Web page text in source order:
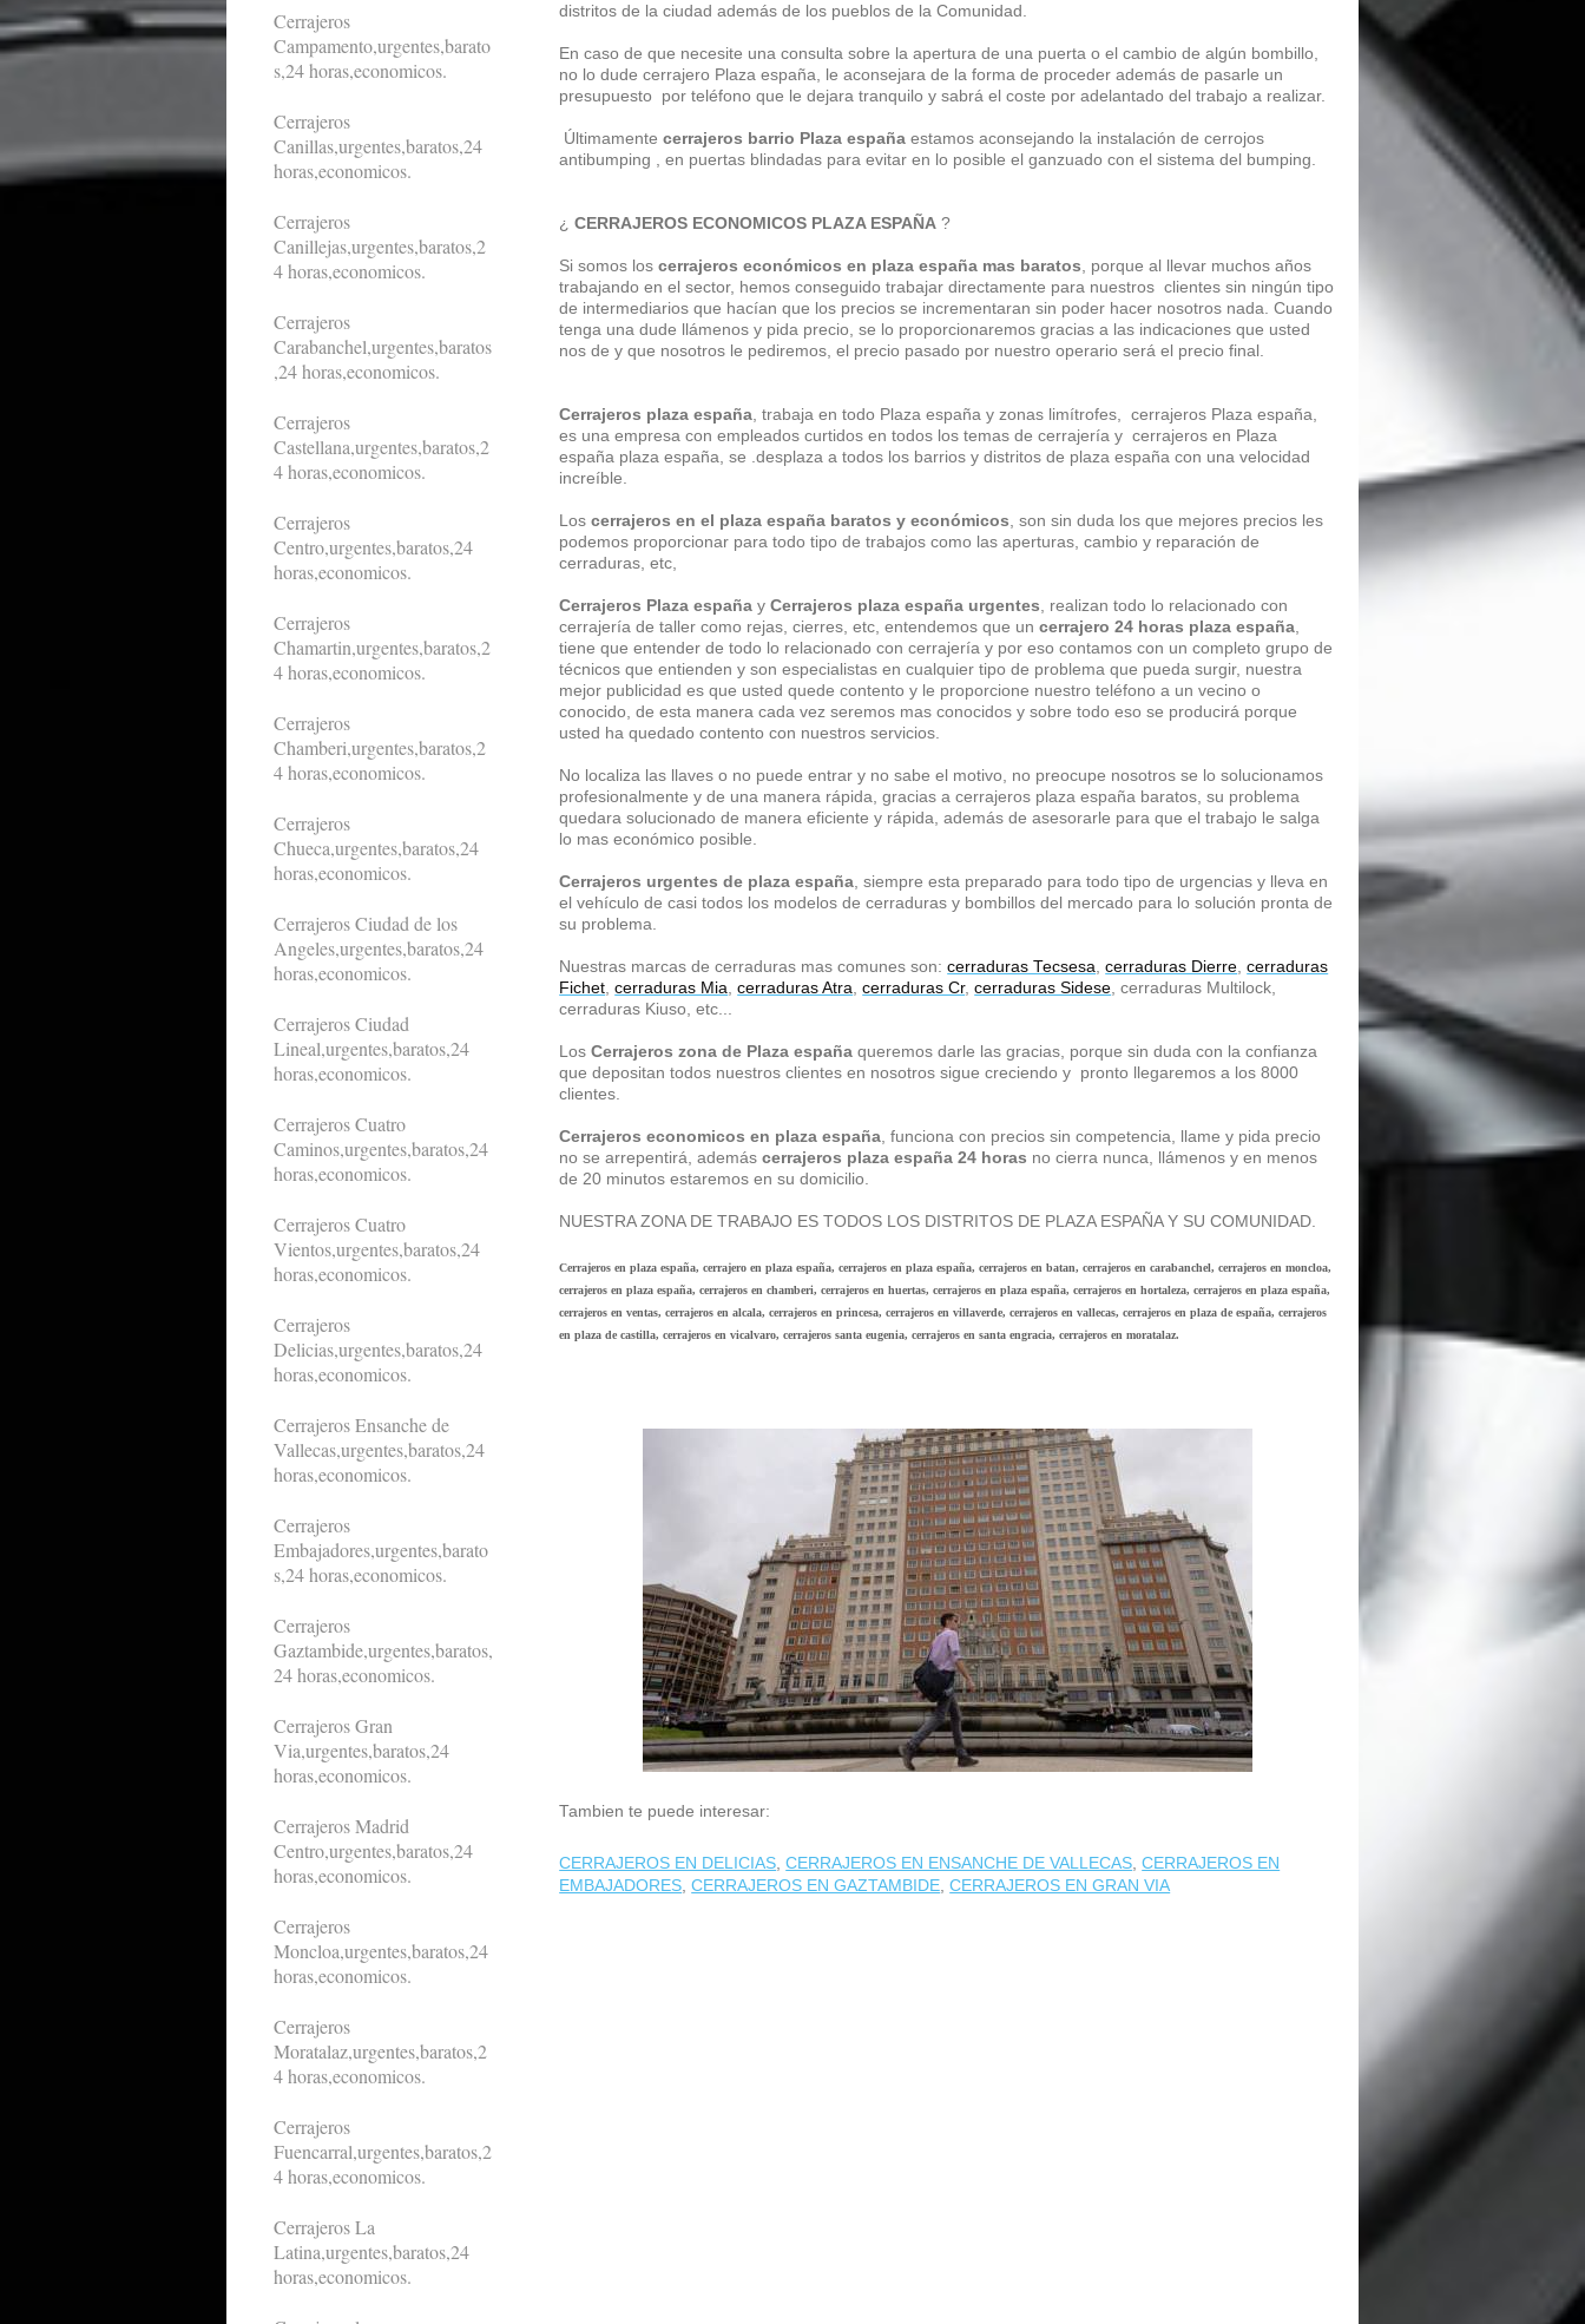
distritos de la ciudad además de los pueblos de la Comunidad.
En caso de que necesite una consulta sobre la apertura de una puerta o el cambio de algún bombillo,
no lo dude cerrajero Plaza españa, le aconsejara de la forma de proceder además de pasarle un
presupuesto por teléfono que le dejara tranquilo y sabrá el coste por adelantado del trabajo a realizar.
Últimamentecerrajeros barrio Plaza españa estamos aconsejando la instalación de cerrojos
antibumping , en puertas blindadas para evitar en lo posible el ganzuado con el sistema del bumping.
¿CERRAJEROS ECONOMICOS PLAZA ESPAÑA ?
Si somos loscerrajeros económicos en plaza españa mas baratos , porque al llevar muchos años
trabajando en el sector, hemos conseguido trabajar directamente para nuestros clientes sin ningún tipo
de intermediarios que hacían que los precios se incrementaran sin poder hacer nosotros nada. Cuando
tenga una dude llámenos y pida precio, se lo proporcionaremos gracias a las indicaciones que usted
nos de y que nosotros le pediremos, el precio pasado por nuestro operario será el precio final.
Cerrajeros plaza españa , trabaja en todo Plaza españa y zonas limítrofes, cerrajeros Plaza españa,
es una empresa con empleados curtidos en todos los temas de cerrajería y cerrajeros en Plaza
españa plaza españa, se .desplaza a todos los barrios y distritos de plaza españa con una velocidad
increíble.
Loscerrajeros en el plaza españa baratos y económicos , son sin duda los que mejores precios les
podemos proporcionar para todo tipo de trabajos como las aperturas, cambio y reparación de
cerraduras, etc,
Cerrajeros Plaza españa yCerrajeros plaza españa urgentes , realizan todo lo relacionado con
cerrajería de taller como rejas, cierres, etc, entendemos que uncerrajero 24 horas plaza españa
tiene que entender de todo lo relacionado con cerrajería y por eso contamos con un completo grupo de
técnicos que entienden y son especialistas en cualquier tipo de problema que pueda surgir, nuestra
mejor publicidad es que usted quede contento y le proporcione nuestro teléfono a un vecino o
conocido, de esta manera cada vez seremos mas conocidos y sobre todo eso se producirá porque
usted ha quedado contento con nuestros servicios.
No localiza las llaves o no puede entrar y no sabe el motivo, no preocupe nosotros se lo solucionamos
profesionalmente y de una manera rápida, gracias a cerrajeros plaza españa baratos, su problema
quedara solucionado de manera eficiente y rápida, además de asesorarle para que el trabajo le salga
lo mas económico posible.
Cerrajeros urgentes de plaza españa , siempre esta preparado para todo tipo de urgencias y lleva en
el vehículo de casi todos los modelos de cerraduras y bombillos del mercado para lo solución pronta de
su problema.
Nuestras marcas de cerraduras mas comunes son:cerraduras Tecsesa ,cerraduras Dierre ,cerraduras
Fichet ,cerraduras Mia ,cerraduras Atra ,cerraduras Cr,cerraduras Sidese , cerraduras Multilock,
cerraduras Kiuso, etc...
LosCerrajeros zona de Plaza españa queremos darle las gracias, porque sin duda con la confianza
que depositan todos nuestros clientes en nosotros sigue creciendo y pronto llegaremos a los 8000
clientes.
Cerrajeros economicos en plaza españa , funciona con precios sin competencia, llame y pida precio
no se arrepentirá, ademáscerrajeros plaza españa 24 horas no cierra nunca, llámenos y en menos
de 20 minutos estaremos en su domicilio.
NUESTRA ZONA DE TRABAJO ES TODOS LOS DISTRITOS DE PLAZA ESPAÑA Y SU COMUNIDAD.
Cerrajeros en plaza españa, cerrajero en plaza españa, cerrajeros en plaza españa, cerrajeros en batan, cerrajeros en carabanchel, cerrajeros en moncloa,
cerrajeros en plaza españa, cerrajeros en chamberi, cerrajeros en huertas, cerrajeros en plaza españa, cerrajeros en hortaleza, cerrajeros en plaza españa,
cerrajeros en ventas, cerrajeros en alcala, cerrajeros en princesa, cerrajeros en villaverde, cerrajeros en vallecas, cerrajeros en plaza de españa, cerrajeros
en plaza de castilla, cerrajeros en vicalvaro, cerrajeros santa eugenia, cerrajeros en santa engracia, cerrajeros en moratalaz.
Tambien te puede interesar:
CERRAJEROS EN DELICIAS ,CERRAJEROS EN ENSANCHE DE VALLECAS ,CERRAJEROS EN
EMBAJADORES ,CERRAJEROS EN GAZTAMBIDE ,CERRAJEROS EN GRAN VIA
Cerrajeros
Campamento,urgentes,barato
s,24 horas,economicos.
Cerrajeros
Canillas,urgentes,baratos,24
horas,economicos.
Cerrajeros
Canillejas,urgentes,baratos,2
4 horas,economicos.
Cerrajeros
Carabanchel,urgentes,baratos
,24 horas,economicos.
Cerrajeros
Castellana,urgentes,baratos,2
4 horas,economicos.
Cerrajeros
Centro,urgentes,baratos,24
horas,economicos.
Cerrajeros
Chamartin,urgentes,baratos,2
4 horas,economicos.
Cerrajeros
Chamberi,urgentes,baratos,2
4 horas,economicos.
Cerrajeros
Chueca,urgentes,baratos,24
horas,economicos.
Cerrajeros Ciudad de los
Angeles,urgentes,baratos,24
horas,economicos.
Cerrajeros Ciudad
Lineal,urgentes,baratos,24
horas,economicos.
Cerrajeros Cuatro
Caminos,urgentes,baratos,24
horas,economicos.
Cerrajeros Cuatro
Vientos,urgentes,baratos,24
horas,economicos.
Cerrajeros
Delicias,urgentes,baratos,24
horas,economicos.
Cerrajeros Ensanche de
Vallecas,urgentes,baratos,24
horas,economicos.
Cerrajeros
Embajadores,urgentes,barato
s,24 horas,economicos.
Cerrajeros
Gaztambide,urgentes,baratos,
24 horas,economicos.
Cerrajeros Gran
Via,urgentes,baratos,24
horas,economicos.
Cerrajeros Madrid
Centro,urgentes,baratos,24
horas,economicos.
Cerrajeros
Moncloa,urgentes,baratos,24
horas,economicos.
Cerrajeros
Moratalaz,urgentes,baratos,2
4 horas,economicos.
Cerrajeros
Fuencarral,urgentes,baratos,2
4 horas,economicos.
Cerrajeros La
Latina,urgentes,baratos,24
horas,economicos.